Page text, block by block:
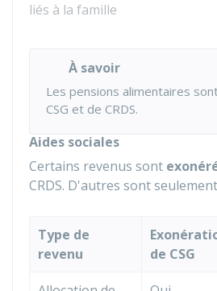
liés à la famille
À savoir
Les pensions alimentaires
CSG et de CRDS.
Aides sociales
Certains revenus sont
CRDS. D'autres sont
Type de
revenu
de CSG